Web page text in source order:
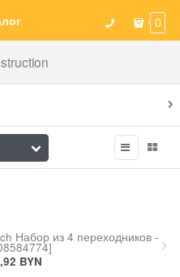
0
Набор из 4 переходников -
BYN